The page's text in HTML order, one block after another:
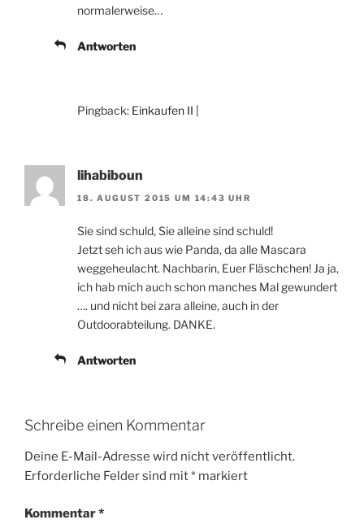
normalerweise…
Antworten
Pingback: Einkaufen II |
lihabiboun
18. AUGUST 2015 UM 14:43 UHR
Sie sind schuld, Sie alleine sind schuld!
Jetzt seh ich aus wie Panda, da alle Mascara
weggeheulacht. Nachbarin, Euer Fläschchen! Ja ja,
ich hab mich auch schon manches Mal gewundert
…. und nicht bei zara alleine, auch in der
Outdoorabteilung. DANKE.
Antworten
Schreibe einen Kommentar
Deine E-Mail-Adresse wird nicht veröffentlicht.
Erforderliche Felder sind mit* markiert
Kommentar*